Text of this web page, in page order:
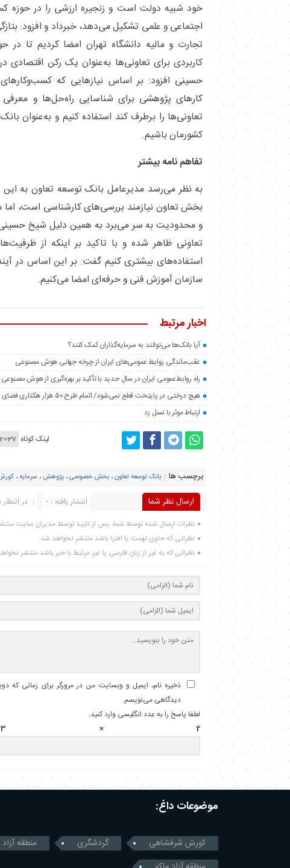
خود شبیه دولت است و زنجیره ارزشی را در حوزه
اجتماعی و علمی تشکیل می‌دهد، خبرداد و افزود:
تجارت و مالیه دانشگاه تهران امضا کردیم تا
کاربردی برای تعاونی‌ها به‌عنوان یک رکن اقتصادی
حسینی افزود: بر اساس نیاز‌هایی که کسب‌وکار‌های
کار‌های پژوهشی برای شناسایی راه‌حل‌ها و معرفی
تعاونی‌ها را برطرف کند استفاده کنیم و به‌عنوان
کشورمان باشیم.
تفاهم نامه بیشتر
به نظر می‌رسد مدیرعامل بانک توسعه تعاون به
بخش تعاون نیازمند بررسی‌های کارشناسی است، اما
و محدودیت به سر می‌برد به همین دلیل شیخ
تعاونی ظاهر شده و با تاکید بر اینکه از
استفاده‌های بیشتری کنیم گفت: بر این اساس در
سازمان آموزش فنی و حرفه‌ای امضا می‌کنیم.
اخبار مرتبط
آیا بانک‌ها می‌توانند به سرمایه‌گذاران کمک کنند؟
عقب‌ماندگی روابط عمومی‌های ایران از چرخه جهانی هوش مصنوعی
راه روابط‌عمومی ایران در سال جدید با تأکید بر بهره‌گیری از هوش
هیچ درختی در پایتخت قطع نمی‌شود/ اتمام طرح ۵۰ هزار هکتاری فضای سبز اطراف تهران تا پایان سال
ارتباط موثر با نسل زد
لینک کوتاه
برچسب ها : بانک توسعه تعاون، بخش خصوصی، پژوهش ، سرمایه،
ارسال نظر شما در انتظار انتشار یافته : 0
نظرات ارسال شده توسط شما، پس از تایید توسط مدیران سایت
نظراتی که حاوی تهمت یا افترا باشد منتشر نخواهد شد.
نظراتی که به غیر از زبان فارسی یا غیر مرتبط با خبر باشد منتشر
ذخیره نام، ایمیل و وبسایت من در مرورگر برای زمانی که
دیدگاهی می‌نویسم.
لطفا پاسخ را به عدد انگلیسی وارد کنید:
2 × 3 =
موضوعات داغ:
کورش شرفشاهی گردشگری منطقه آزاد